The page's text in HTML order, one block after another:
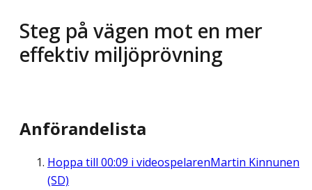
Steg på vägen mot en mer
effektiv miljöprövning
Anförandelista
Hoppa till 00:09 i videospelarenMartin Kinnunen
(SD)